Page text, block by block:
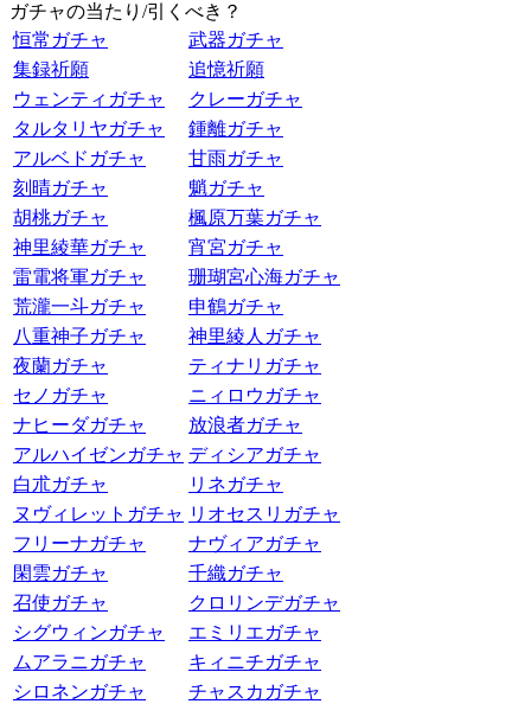
ガチャの当たり/引くべき？
恒常ガチャ
武器ガチャ
集録祈願
追憶祈願
ウェンティガチャ
クレーガチャ
タルタリヤガチャ
鍾離ガチャ
アルベドガチャ
甘雨ガチャ
刻晴ガチャ
魈ガチャ
胡桃ガチャ
楓原万葉ガチャ
神里綾華ガチャ
宵宮ガチャ
雷電将軍ガチャ
珊瑚宮心海ガチャ
荒瀧一斗ガチャ
申鶴ガチャ
八重神子ガチャ
神里綾人ガチャ
夜蘭ガチャ
ティナリガチャ
セノガチャ
ニィロウガチャ
ナヒーダガチャ
放浪者ガチャ
アルハイゼンガチャ ディシアガチャ
白朮ガチャ
リネガチャ
ヌヴィレットガチャ リオセスリガチャ
フリーナガチャ
ナヴィアガチャ
閑雲ガチャ
千織ガチャ
召使ガチャ
クロリンデガチャ
シグウィンガチャ
エミリエガチャ
ムアラニガチャ
キィニチガチャ
シロネンガチャ
チャスカガチャ